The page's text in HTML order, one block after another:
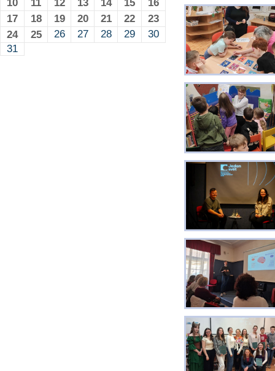
10
11 12 13 14 15
16
17
18 19 20 21 22
23
24
25 26 27 28 29
30
31